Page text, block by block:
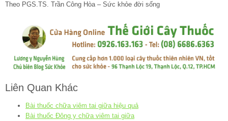
Theo PGS.TS. Trần Công Hòa – Sức khỏe đời sống
Liên Quan Khác
Bài thuốc chữa viêm tai giữa hiệu quả
Bài thuốc Đông y chữa viêm tai giữa